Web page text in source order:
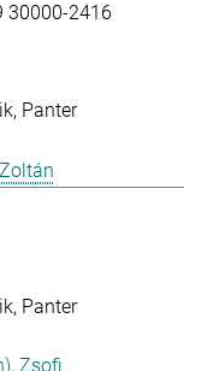
30000-2416
Panter
Panter
Zsofi